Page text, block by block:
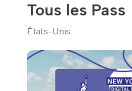
Tous les Pass
États-Unis